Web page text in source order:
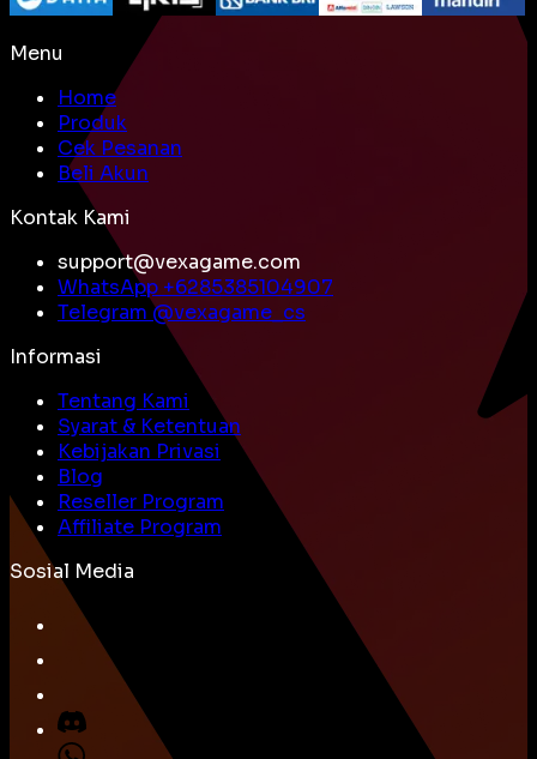
Menu
Home
Produk
Cek Pesanan
Beli Akun
Kontak Kami
support@vexagame.com
WhatsApp +6285385104907
Telegram @vexagame_cs
Informasi
Tentang Kami
Syarat & Ketentuan
Kebijakan Privasi
Blog
Reseller Program
Affiliate Program
Sosial Media